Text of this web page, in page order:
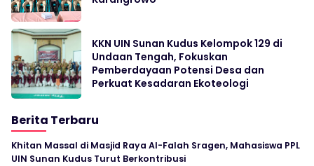
KKN UIN Sunan Kudus Kelompok 129 di
Undaan Tengah, Fokuskan
Pemberdayaan Potensi Desa dan
Perkuat Kesadaran Ekoteologi
Berita Terbaru
Khitan Massal di Masjid Raya Al-Falah Sragen, Mahasiswa PPL
UIN Sunan Kudus Turut Berkontribusi